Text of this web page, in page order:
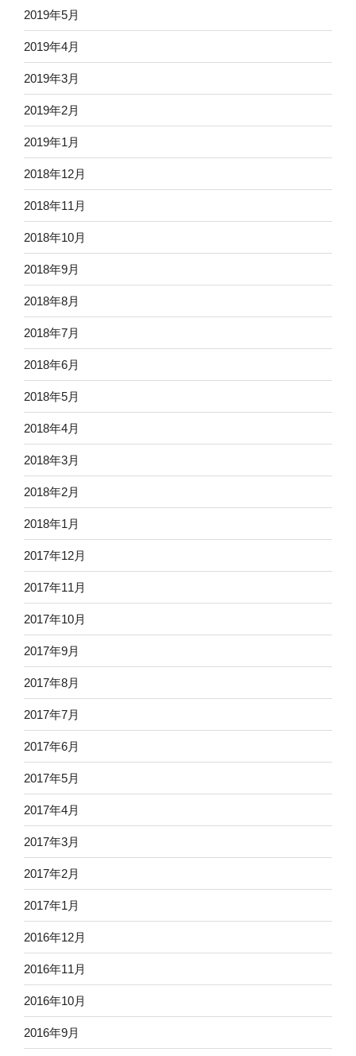
2019年5月
2019年4月
2019年3月
2019年2月
2019年1月
2018年12月
2018年11月
2018年10月
2018年9月
2018年8月
2018年7月
2018年6月
2018年5月
2018年4月
2018年3月
2018年2月
2018年1月
2017年12月
2017年11月
2017年10月
2017年9月
2017年8月
2017年7月
2017年6月
2017年5月
2017年4月
2017年3月
2017年2月
2017年1月
2016年12月
2016年11月
2016年10月
2016年9月